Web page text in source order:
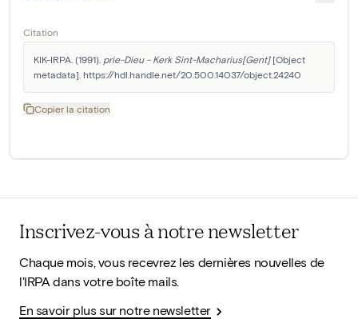
Citation
KIK-IRPA. (1991). prie-Dieu - Kerk Sint-Macharius[Gent] [Object
metadata]. https://hdl.handle.net/20.500.14037/object.24240
Copier la citation
Inscrivez-vous à notre newsletter
Chaque mois, vous recevrez les dernières nouvelles de
l'IRPA dans votre boîte mails.
En savoir plus sur notre newsletter